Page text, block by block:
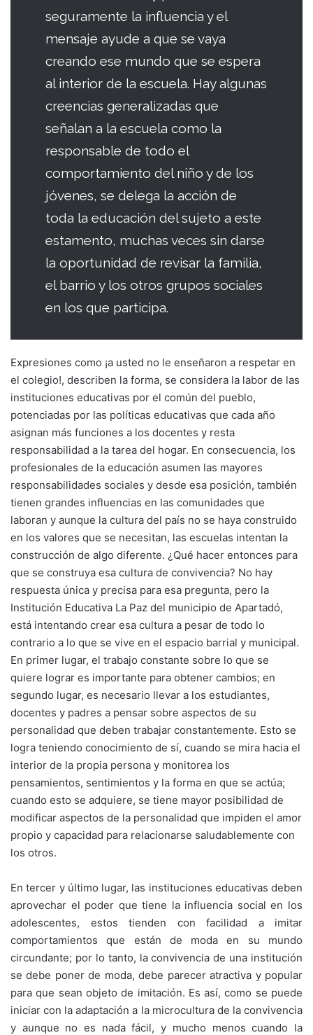
seguramente la influencia y el
mensaje ayude a que se vaya
creando ese mundo que se espera
al interior de la escuela. Hay algunas
creencias generalizadas que
señalan a la escuela como la
responsable de todo el
comportamiento del niño y de los
jóvenes, se delega la acción de
toda la educación del sujeto a este
estamento, muchas veces sin darse
la oportunidad de revisar la familia,
el barrio y los otros grupos sociales
en los que participa.
Expresiones como ¡a usted no le enseñaron a respetar en
el colegio!, describen la forma, se considera la labor de las
instituciones educativas por el común del pueblo,
potenciadas por las políticas educativas que cada año
asignan más funciones a los docentes y resta
responsabilidad a la tarea del hogar. En consecuencia, los
profesionales de la educación asumen las mayores
responsabilidades sociales y desde esa posición, también
tienen grandes influencias en las comunidades que
laboran y aunque la cultura del país no se haya construido
en los valores que se necesitan, las escuelas intentan la
construcción de algo diferente. ¿Qué hacer entonces para
que se construya esa cultura de convivencia? No hay
respuesta única y precisa para esa pregunta, pero la
Institución Educativa La Paz del municipio de Apartadó,
está intentando crear esa cultura a pesar de todo lo
contrario a lo que se vive en el espacio barrial y municipal.
En primer lugar, el trabajo constante sobre lo que se
quiere lograr es importante para obtener cambios; en
segundo lugar, es necesario llevar a los estudiantes,
docentes y padres a pensar sobre aspectos de su
personalidad que deben trabajar constantemente. Esto se
logra teniendo conocimiento de sí, cuando se mira hacia el
interior de la propia persona y monitorea los
pensamientos, sentimientos y la forma en que se actúa;
cuando esto se adquiere, se tiene mayor posibilidad de
modificar aspectos de la personalidad que impiden el amor
propio y capacidad para relacionarse saludablemente con
los otros.
En tercer y último lugar, las instituciones educativas deben
aprovechar el poder que tiene la influencia social en los
adolescentes, estos tienden con facilidad a imitar
comportamientos que están de moda en su mundo
circundante; por lo tanto, la convivencia de una institución
se debe poner de moda, debe parecer atractiva y popular
para que sean objeto de imitación. Es así, como se puede
iniciar con la adaptación a la microcultura de la convivencia
y aunque no es nada fácil, y mucho menos cuando la